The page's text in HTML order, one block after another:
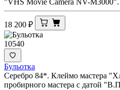
"VHS Movie Camera NV-M3000".
18 200 ₽
10540
Бульотка
Серебро 84*. Клеймо мастера
пробирного мастера с датой